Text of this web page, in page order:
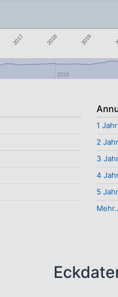
2017 2018 2019
2018
1 Jahr
2
3
4
5